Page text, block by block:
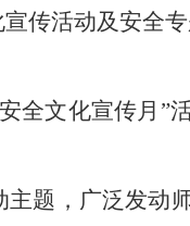
传活动及安全专
全文化宣传月”
主题，广泛发动